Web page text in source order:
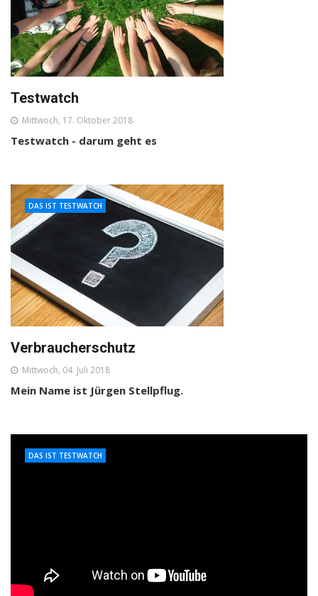
Testwatch
Mittwoch, 17. Oktober 2018
Testwatch - darum geht es
Verbraucherschutz
DAS IST TESTWATCH
Mittwoch, 04. Juli 2018
Mein Name ist Jürgen Stellpflug.
DAS IST TESTWATCH